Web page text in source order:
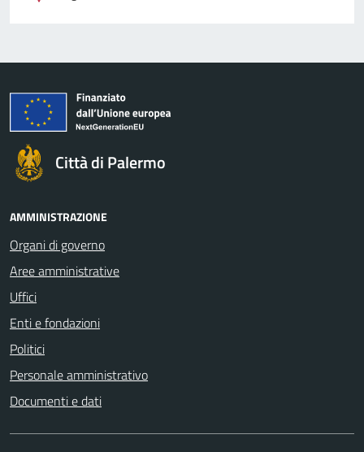
Città di Palermo
AMMINISTRAZIONE
Organi di governo
Aree amministrative
Uffici
Enti e fondazioni
Politici
Personale amministrativo
Documenti e dati